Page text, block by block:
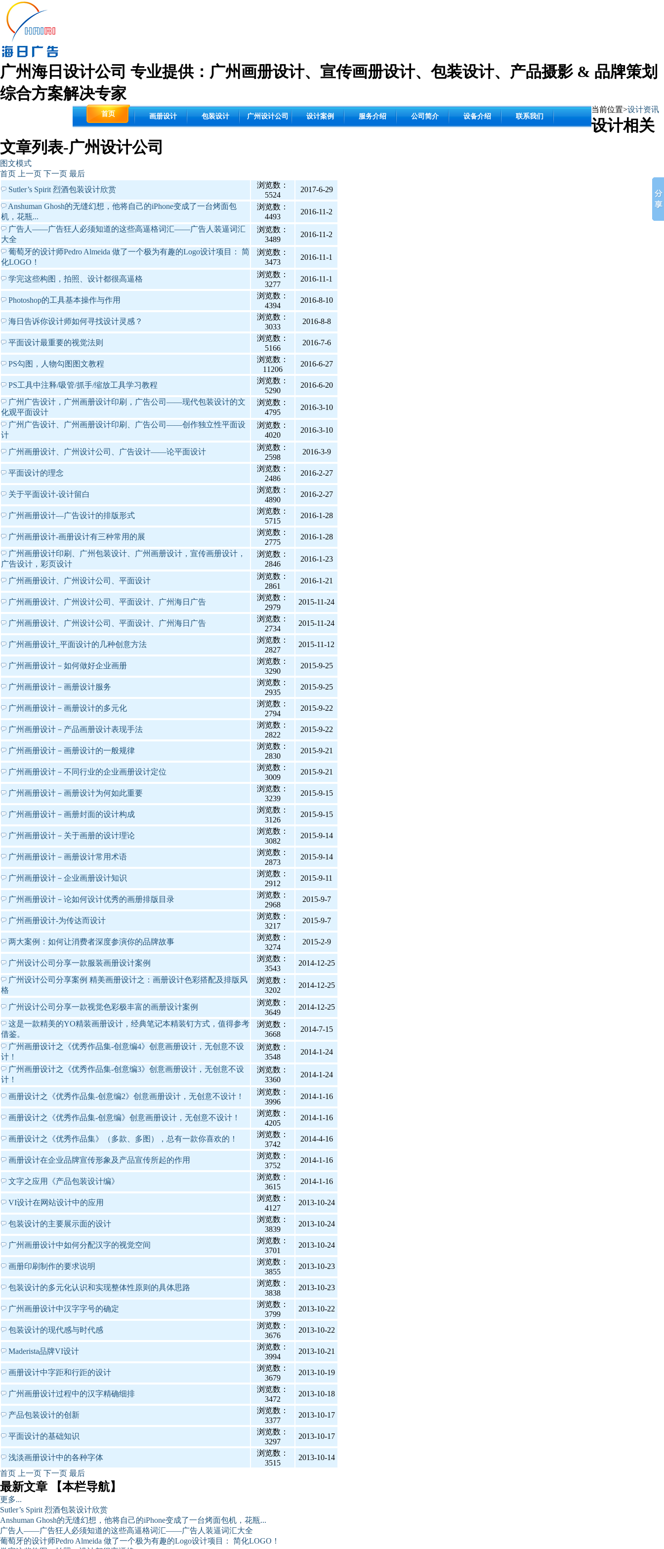
广州海日设计公司 专业提供： 广州画册设计、 宣传画册设计、 包装设计、 产品摄影& 品牌策划
综合方案解决专家
首页 画册设计 包装设计 广州设计公司 设计案例 服务介绍 公司简介 设备介绍 联系我们
当前位置>设计资讯
设计相关
文章列表-广州设计公司
图文模式
首页
上一页 下一页 最后
Sutler’s Spirit 烈酒包装设计欣赏
浏览数：
5524
2017-6-29
Anshuman Ghosh的无缝幻想，他将自己的iPhone变成了一台烤面包
机，花瓶...
浏览数：
4493
2016-11-2
广告人——广告狂人必须知道的这些高逼格词汇——广告人装逼词汇
大全
浏览数：
3489
2016-11-2
葡萄牙的设计师Pedro Almeida 做了一个极为有趣的Logo设计项目： 简
化LOGO！
浏览数：
3473
2016-11-1
学完这些构图，拍照、设计都很高逼格
浏览数：
3277
2016-11-1
Photoshop的工具基本操作与作用
浏览数：
4394
2016-8-10
海日告诉你设计师如何寻找设计灵感？
浏览数：
3033
2016-8-8
平面设计最重要的视觉法则
浏览数：
5166
2016-7-6
PS勾图，人物勾图图文教程
浏览数：
11206
2016-6-27
PS工具中注释/吸管/抓手/缩放工具学习教程
浏览数：
5290
2016-6-20
广州广告设计，广州画册设计印刷，广告公司——现代包装设计的文
化观平面设计
浏览数：
4795
2016-3-10
广州广告设计、广州画册设计印刷、广告公司——创作独立性平面设
计
浏览数：
4020
2016-3-10
广州画册设计、广州设计公司、广告设计——论平面设计
浏览数：
2598
2016-3-9
平面设计的理念
浏览数：
2486
2016-2-27
关于平面设计-设计留白
浏览数：
4890
2016-2-27
广州画册设计—广告设计的排版形式
浏览数：
5715
2016-1-28
广州画册设计-画册设计有三种常用的展
浏览数：
2775
2016-1-28
广州画册设计印刷、广州包装设计、广州画册设计，宣传画册设计，
广告设计，彩页设计
浏览数：
2846
2016-1-23
广州画册设计、广州设计公司、平面设计
浏览数：
2861
2016-1-21
广州画册设计、广州设计公司、平面设计、广州海日广告
浏览数：
2979
2015-11-24
广州画册设计、广州设计公司、平面设计、广州海日广告
浏览数：
2734
2015-11-24
广州画册设计_平面设计的几种创意方法
浏览数：
2827
2015-11-12
广州画册设计－如何做好企业画册
浏览数：
3290
2015-9-25
广州画册设计－画册设计服务
浏览数：
2935
2015-9-25
广州画册设计－画册设计的多元化
浏览数：
2794
2015-9-22
广州画册设计－产品画册设计表现手法
浏览数：
2822
2015-9-22
广州画册设计－画册设计的一般规律
浏览数：
2830
2015-9-21
广州画册设计－不同行业的企业画册设计定位
浏览数：
3009
2015-9-21
广州画册设计－画册设计为何如此重要
浏览数：
3239
2015-9-15
广州画册设计－画册封面的设计构成
浏览数：
3126
2015-9-15
广州画册设计－关于画册的设计理论
浏览数：
3082
2015-9-14
广州画册设计－画册设计常用术语
浏览数：
2873
2015-9-14
广州画册设计－企业画册设计知识
浏览数：
2912
2015-9-11
广州画册设计－论如何设计优秀的画册排版目录
浏览数：
2968
2015-9-7
广州画册设计-为传达而设计
浏览数：
3217
2015-9-7
两大案例：如何让消费者深度参演你的品牌故事
浏览数：
3274
2015-2-9
广州设计公司分享一款服装画册设计案例
浏览数：
3543
2014-12-25
广州设计公司分享案例 精美画册设计之：画册设计色彩搭配及排版风
格
浏览数：
3202
2014-12-25
广州设计公司分享一款视觉色彩极丰富的画册设计案例
浏览数：
3649
2014-12-25
这是一款精美的YO精装画册设计，经典笔记本精装钉方式，值得参考
借鉴。
浏览数：
3668
2014-7-15
广州画册设计之《优秀作品集-创意编4》创意画册设计，无创意不设
计！
浏览数：
3548
2014-1-24
广州画册设计之《优秀作品集-创意编3》创意画册设计，无创意不设
计！
浏览数：
3360
2014-1-24
画册设计之《优秀作品集-创意编2》创意画册设计，无创意不设计！
浏览数：
3996
2014-1-16
画册设计之《优秀作品集-创意编》创意画册设计，无创意不设计！
浏览数：
4205
2014-1-16
画册设计之《优秀作品集》（多款、多图），总有一款你喜欢的！
浏览数：
3742
2014-4-16
画册设计在企业品牌宣传形象及产品宣传所起的作用
浏览数：
3752
2014-1-16
文字之应用《产品包装设计编》
浏览数：
3615
2014-1-16
VI设计在网站设计中的应用
浏览数：
4127
2013-10-24
包装设计的主要展示面的设计
浏览数：
3839
2013-10-24
广州画册设计中如何分配汉字的视觉空间
浏览数：
3701
2013-10-24
画册印刷制作的要求说明
浏览数：
3855
2013-10-23
包装设计的多元化认识和实现整体性原则的具体思路
浏览数：
3838
2013-10-23
广州画册设计中汉字字号的确定
浏览数：
3799
2013-10-22
包装设计的现代感与时代感
浏览数：
3676
2013-10-22
Maderista品牌VI设计
浏览数：
3994
2013-10-21
画册设计中字距和行距的设计
浏览数：
3679
2013-10-19
广州画册设计过程中的汉字精确细排
浏览数：
3472
2013-10-18
产品包装设计的创新
浏览数：
3377
2013-10-17
平面设计的基础知识
浏览数：
3297
2013-10-17
浅淡画册设计中的各种字体
浏览数：
3515
2013-10-14
首页
上一页 下一页 最后
最新文章 【本栏导航】
更多...
Sutler’s Spirit 烈酒包装设计欣赏
Anshuman Ghosh的无缝幻想，他将自己的iPhone变成了一台烤面包机，花瓶...
广告人——广告狂人必须知道的这些高逼格词汇——广告人装逼词汇大全
葡萄牙的设计师Pedro Almeida 做了一个极为有趣的Logo设计项目： 简化LOGO！